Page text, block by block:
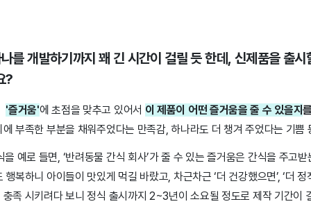
를 개발하기까지 꽤 긴 시간이 걸릴 듯 한데, 신제품을 출
?
'즐거움'에 초점을 맞추고 있어서 이 제품이 어떤 즐거움을 줄 수 있을지
부족한 부분을 채워주었다는 만족감, 하나라도 더 챙겨 주었다는 기쁨
예로 들면, ‘반려동물 간식 회사’가 줄 수 있는 즐거움은 간식을 주고
복하니 아이들이 맛있게 먹길 바랐고, 차근차근 ‘더 건강했으면’, ‘더
족 시키려다 보니 정식 출시까지 2~3년이 소요될 정도로 제작 기간이